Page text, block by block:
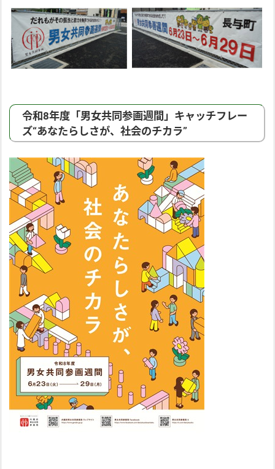
令和8年度「男女共同参画週間」キャッチフレー
ズ“あなたらしさが、社会のチカラ”